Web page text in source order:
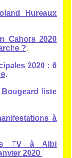
Hureaux
Cahors 2020
?.
2020 : 6
.
liste
à
TV à Albi
2020 .